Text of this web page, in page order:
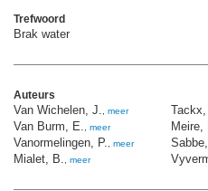
Trefwoord
Brak water
Auteurs
Van Wichelen, J. meer
Van Burm, E. meer
Vanormelingen, P. meer
Mialet, B. meer
Tackx,
Meire,
Sabbe,